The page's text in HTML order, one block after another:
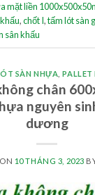
mặt liền
,chốt I,tấm lót sàn
sân khấu
SÀN NHỰA ,PALLET
chân
nguyên
dương
10 THÁNG 3, 2023